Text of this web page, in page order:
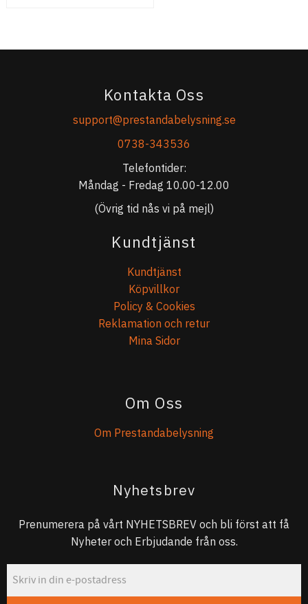
Kontakta Oss
support@prestandabelysning.se
0738-343536
Telefontider:
Måndag - Fredag 10.00-12.00
(Övrig tid nås vi på mejl)
Kundtjänst
Kundtjänst
Köpvillkor
Policy & Cookies
Reklamation och retur
Mina Sidor
Om Oss
Om Prestandabelysning
Nyhetsbrev
Prenumerera på vårt NYHETSBREV och bli först att få
Nyheter och Erbjudande från oss.